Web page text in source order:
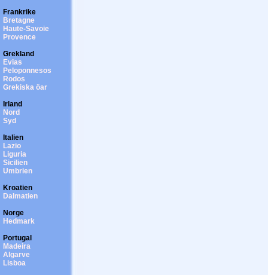
Frankrike
Bretagne
Haute-Savoie
Provence
Grekland
Evias
Peloponnesos
Rodos
Grekiska öar
Irland
Nord
Syd
Italien
Lazio
Liguria
Sicilien
Umbrien
Kroatien
Dalmatien
Norge
Hedmark
Portugal
Madeira
Algarve
Lisboa